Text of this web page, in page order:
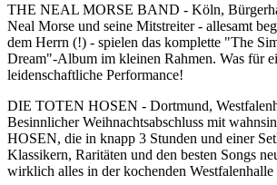
THE NEAL MORSE BAND - Köln,
Neal Morse und seine Mitstreiter - allesamt
dem Herrn (!) - spielen das komplette "The
Dream"-Album im kleinen Rahmen. Was für
leidenschaftliche Performance!
DIE TOTEN HOSEN - Dortmund,
Besinnlicher Weihnachtsabschluss mit
HOSEN, die in knapp 3 Stunden und einer
Klassikern, Raritäten und den besten Songs
wirklich alles in der kochenden Westfalenhalle